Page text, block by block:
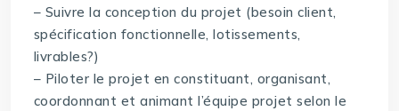
– Suivre la conception du projet (besoin client,
spécification fonctionnelle, lotissements,
livrables?)
– Piloter le projet en constituant, organisant,
coordonnant et animant l’équipe projet selon le